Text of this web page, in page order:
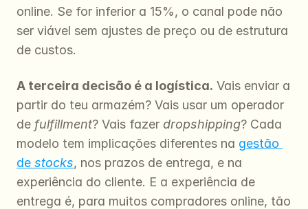
online. Se for inferior a 15%, o canal pode não
ser viável sem ajustes de preço ou de estrutura
de custos.
A terceira decisão é a logística. Vais enviar a
partir do teu armazém? Vais usar um operador
de fulfillment? Vais fazer dropshipping? Cada
modelo tem implicações diferentes na gestão
de stocks, nos prazos de entrega, e na
experiência do cliente. E a experiência de
entrega é, para muitos compradores online, tão